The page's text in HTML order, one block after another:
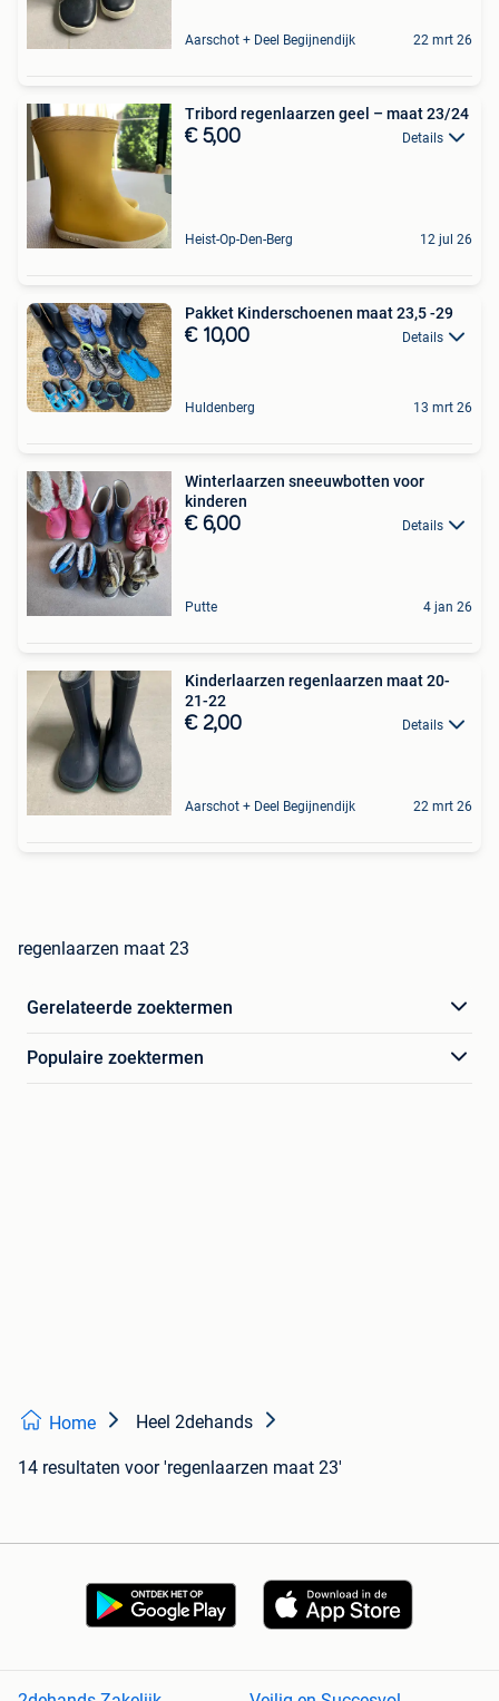
Aarschot + Deel Begijnendijk 22 mrt 26
Tribord regenlaarzen geel – maat 23/24 ️
€ 5,00 Details
Heist-Op-Den-Berg 12 jul 26
Pakket Kinderschoenen maat 23,5 -29
€ 10,00 Details
Huldenberg 13 mrt 26
Winterlaarzen sneeuwbotten voor
kinderen
€ 6,00 Details
Putte 4 jan 26
Kinderlaarzen regenlaarzen maat 20-
21-22
€ 2,00 Details
Aarschot + Deel Begijnendijk 22 mrt 26
regenlaarzen maat 23
Gerelateerde zoektermen
Populaire zoektermen
Home Heel 2dehands
14 resultaten voor 'regenlaarzen maat 23'